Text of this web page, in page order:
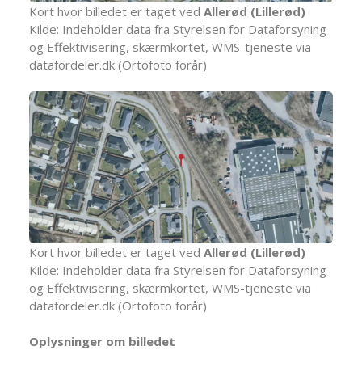
Kort hvor billedet er taget ved Allerød (Lillerød)
Kilde: Indeholder data fra Styrelsen for Dataforsyning
og Effektivisering, skærmkortet, WMS-tjeneste via
datafordeler.dk (Ortofoto forår)
Kort hvor billedet er taget ved Allerød (Lillerød)
Kilde: Indeholder data fra Styrelsen for Dataforsyning
og Effektivisering, skærmkortet, WMS-tjeneste via
datafordeler.dk (Ortofoto forår)
Oplysninger om billedet